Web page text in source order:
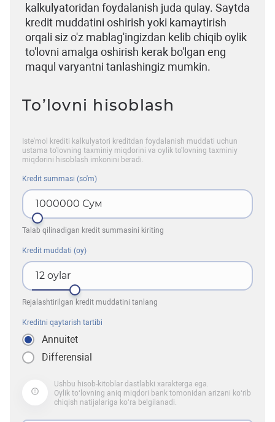
kalkulyatoridan foydalanish juda qulay. Saytda
kredit muddatini oshirish yoki kamaytirish
orqali siz o'z mablag'ingizdan kelib chiqib oylik
to'lovni amalga oshirish kerak bo'lgan eng
maqul varyantni tanlashingiz mumkin.
To’lovni hisoblash
Iste'mol krediti kalkulyatori kreditdan foydalanish muddati uchun
ustama to'lovning taxminiy miqdorini va oylik to'lovning taxminiy
miqdorini hisoblash imkonini beradi.
Kredit summasi (so'm)
1000000 Сум
Talab qilinadigan kredit summasini kiriting
Kredit muddati (oy)
12 oylar
Rejalashtirilgan kredit muddatini tanlang
Kreditni qaytarish tartibi
Annuitet
Differensial
Ushbu hisob-kitoblar dastlabki xarakterga ega.
Oylik to‘lovning aniq miqdori bank tomonidan arizani ko‘rib
chiqish natijalariga ko‘ra belgilanadi.